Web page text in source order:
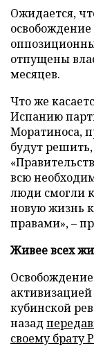
Ожидается,
отпущены
месяцев.
Что же
Испанию
Моратиноса,
будут
всю
люди смогли
новую жизнь
правами»,–
Живее всех
кубинской
назад
своему брату